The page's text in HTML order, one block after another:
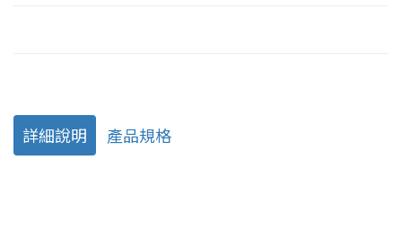
詳細說明 產品規格